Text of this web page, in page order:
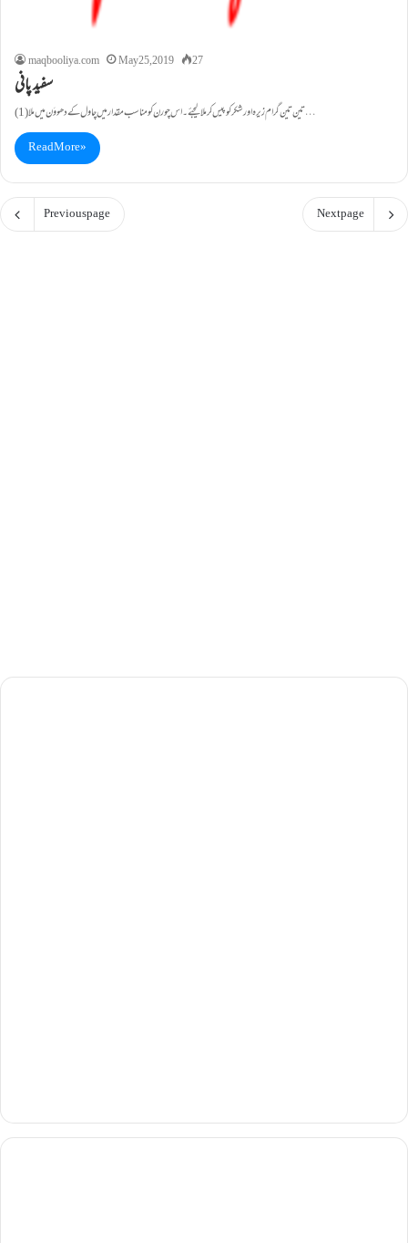
maqbooliya.com May 25, 2019 27
سفید پانی
(1)تین تین گرام زیرہ اور شکر کو پیس کر ملا لیجئے۔اس چورن کو مناسب مقدار میں چاول کے دھووَن میں ملا…
Read More »
Previous page Next page